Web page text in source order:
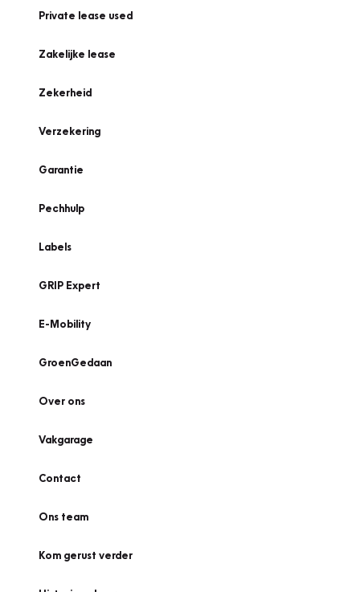
Private lease used
Zakelijke lease
Zekerheid
Verzekering
Garantie
Pechhulp
Labels
GRIP Expert
E-Mobility
GroenGedaan
Over ons
Vakgarage
Contact
Ons team
Kom gerust verder